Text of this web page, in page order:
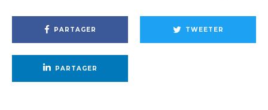
PARTAGER TWEETER
PARTAGER